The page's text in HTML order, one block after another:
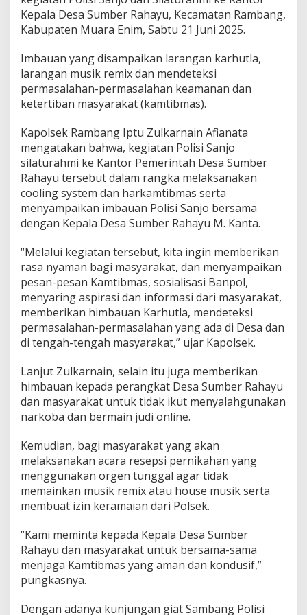
i
b
s
L
a
r
g
a
n
K
r
h
u
l
d
a
n
M
u
s
i
R
e
m
i
x
Kepala Desa Sumber Rahayu, Kecamatan Rambang,
Kabupaten Muara Enim, Sabtu 21 Juni 2025.
Imbauan yang disampaikan larangan karhutla,
larangan musik remix dan mendeteksi
permasalahan-permasalahan keamanan dan
ketertiban masyarakat (kamtibmas).
Kapolsek Rambang Iptu Zulkarnain Afianata
mengatakan bahwa, kegiatan Polisi Sanjo
silaturahmi ke Kantor Pemerintah Desa Sumber
Rahayu tersebut dalam rangka melaksanakan
cooling system dan harkamtibmas serta
menyampaikan imbauan Polisi Sanjo bersama
dengan Kepala Desa Sumber Rahayu M. Kanta.
“Melalui kegiatan tersebut, kita ingin memberikan
rasa nyaman bagi masyarakat, dan menyampaikan
pesan-pesan Kamtibmas, sosialisasi Banpol,
menyaring aspirasi dan informasi dari masyarakat,
memberikan himbauan Karhutla, mendeteksi
permasalahan-permasalahan yang ada di Desa dan
di tengah-tengah masyarakat,” ujar Kapolsek.
Lanjut Zulkarnain, selain itu juga memberikan
himbauan kepada perangkat Desa Sumber Rahayu
dan masyarakat untuk tidak ikut menyalahgunakan
narkoba dan bermain judi online.
Kemudian, bagi masyarakat yang akan
melaksanakan acara resepsi pernikahan yang
menggunakan orgen tunggal agar tidak
memainkan musik remix atau house musik serta
membuat izin keramaian dari Polsek.
“Kami meminta kepada Kepala Desa Sumber
Rahayu dan masyarakat untuk bersama-sama
menjaga Kamtibmas yang aman dan kondusif,”
pungkasnya.
Dengan adanya kunjungan giat Sambang Polisi